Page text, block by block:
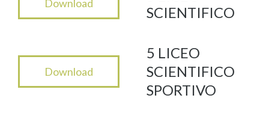
Download
SCIENTIFICO
Download
5 LICEO
SCIENTIFICO
SPORTIVO